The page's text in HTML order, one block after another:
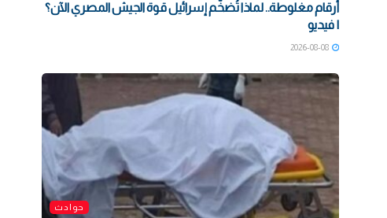
أرقام مغلوطة.. لماذا تُضخّم إسرائيل قوة الجيش المصري الآن؟
| فيديو
2026-08-08
حوادث